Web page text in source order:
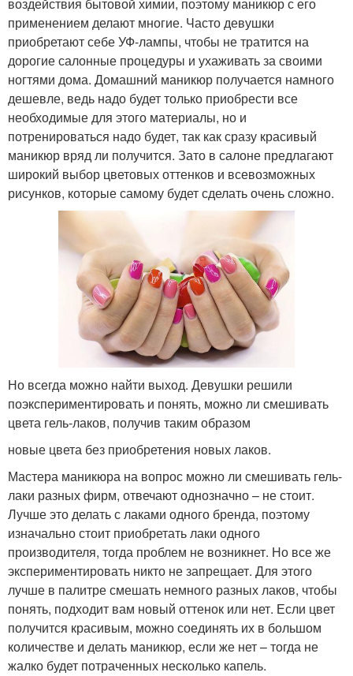
применением делают многие. Часто девушки
приобретают себе УФ-лампы, чтобы не тратится на
дорогие салонные процедуры и ухаживать за своими
ногтями дома. Домашний маникюр получается намного
дешевле, ведь надо будет только приобрести все
необходимые для этого материалы, но и
потренироваться надо будет, так как сразу красивый
маникюр вряд ли получится. Зато в салоне предлагают
широкий выбор цветовых оттенков и всевозможных
рисунков, которые самому будет сделать очень сложно.
Но всегда можно найти выход. Девушки решили
поэкспериментировать и понять, можно ли смешивать
цвета гель-лаков, получив таким образом
новые цвета без приобретения новых лаков.
Мастера маникюра на вопрос можно ли смешивать гель-
лаки разных фирм, отвечают однозначно – не стоит.
Лучше это делать с лаками одного бренда, поэтому
изначально стоит приобретать лаки одного
производителя, тогда проблем не возникнет. Но все же
экспериментировать никто не запрещает. Для этого
лучше в палитре смешать немного разных лаков, чтобы
понять, подходит вам новый оттенок или нет. Если цвет
получится красивым, можно соединять их в большом
количестве и делать маникюр, если же нет – тогда не
жалко будет потраченных несколько капель.